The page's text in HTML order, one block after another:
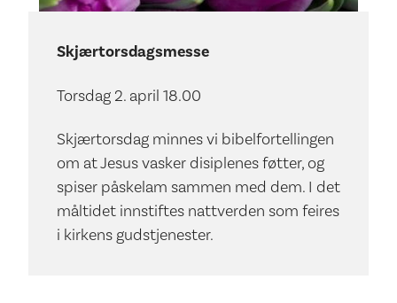
Skjærtorsdagsmesse
Torsdag 2. april 18.00
Skjærtorsdag minnes vi bibelfortellingen
om at Jesus vasker disiplenes føtter, og
spiser påskelam sammen med dem. I det
måltidet innstiftes nattverden som feires
i kirkens gudstjenester.